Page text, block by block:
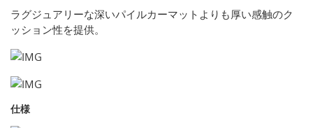
ラグジュアリーな深いパイルカーマットよりも厚い感触のク
ッション性を提供。
仕様